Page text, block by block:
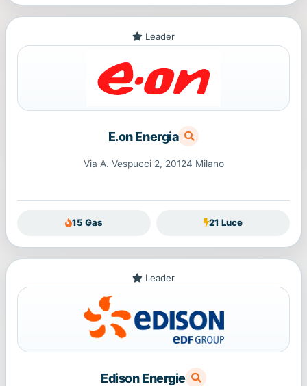
Leader
E.on Energia
Via A. Vespucci 2, 20124 Milano
15 Gas 21 Luce
Leader
Edison Energie